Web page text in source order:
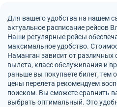
Для вашего удобства на нашем
актуальное расписание рейсов
Наши регулярные рейсы
максимальное удобство.
Наманган зависит от различных
вылета, класс обслуживания и
раньше вы покупаете билет, тем
цены перелета рекомендуем
поиском. Вы сможете сравнить
выбрать оптимальный. Это